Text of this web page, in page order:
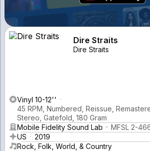
Dire Straits
Dire Straits
Vinyl 10-12''
45 RPM, Numbered, Reissue,
Stereo, Gatefold, 180 Gram
Mobile Fidelity Sound Lab
MFSL 2-
US
2019
Rock, Folk, World, & Country